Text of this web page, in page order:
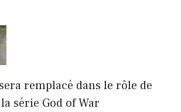
remplacé dans le rôle de
série God of War